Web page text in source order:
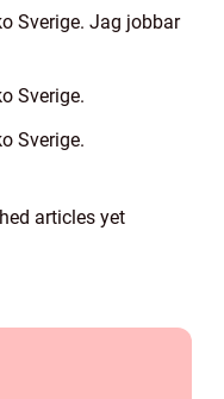
Sverige. Jag jobbar
Sverige.
Sverige.
articles yet